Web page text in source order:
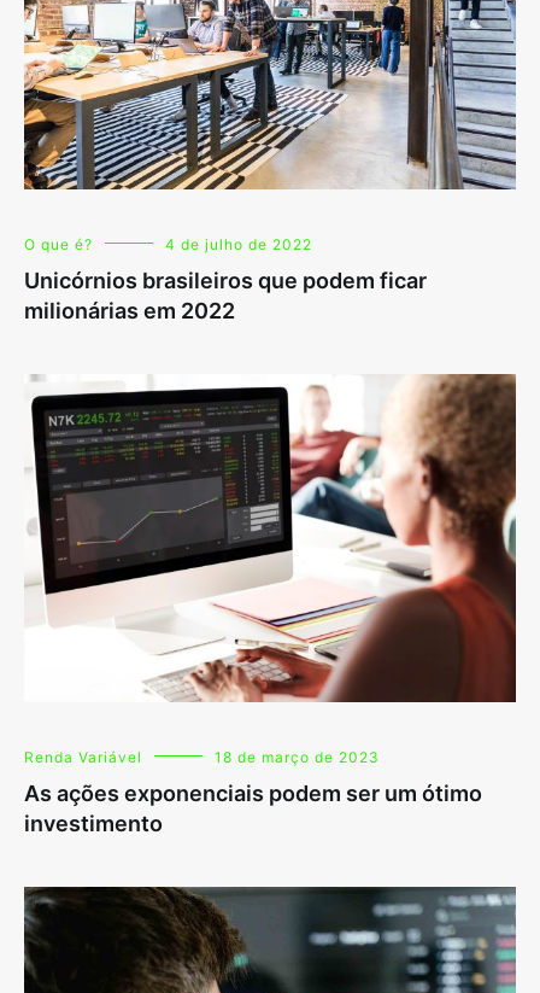
O que é? 4 de julho de 2022
Unicórnios brasileiros que podem ficar
milionárias em 2022
Renda Variável 18 de março de 2023
As ações exponenciais podem ser um ótimo
investimento